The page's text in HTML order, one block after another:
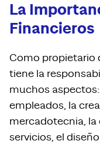
La
Financieros
Como propietario
tiene la
muchos
empleados, la
mercadotecnia,
servicios, el